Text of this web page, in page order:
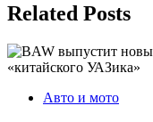
Related Posts
Авто и мото